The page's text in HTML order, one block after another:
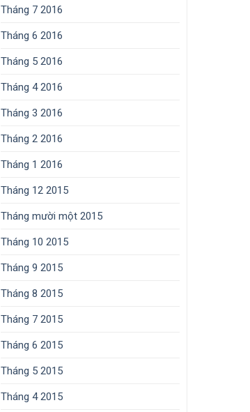
Tháng 7 2016
Tháng 6 2016
Tháng 5 2016
Tháng 4 2016
Tháng 3 2016
Tháng 2 2016
Tháng 1 2016
Tháng 12 2015
Tháng mười một 2015
Tháng 10 2015
Tháng 9 2015
Tháng 8 2015
Tháng 7 2015
Tháng 6 2015
Tháng 5 2015
Tháng 4 2015